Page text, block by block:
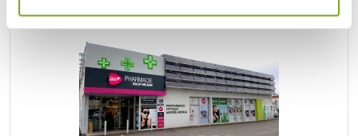
LE SITE DE PARAPHARMACIE EN LIGNE